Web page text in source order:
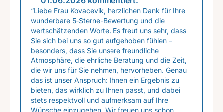
“Liebe Frau Kovacevik, herzlichen Dank für Ihre
wunderbare 5‑Sterne-Bewertung und die
wertschätzenden Worte. Es freut uns sehr, dass
Sie sich bei uns so gut aufgehoben fühlen –
besonders, dass Sie unsere freundliche
Atmosphäre, die ehrliche Beratung und die Zeit,
die wir uns für Sie nehmen, hervorheben. Genau
das ist unser Anspruch: Ihnen ein Ergebnis zu
bieten, das wirklich zu Ihnen passt, und dabei
stets respektvoll und aufmerksam auf Ihre
Wünsche einzugehen. Wir freuen uns schon